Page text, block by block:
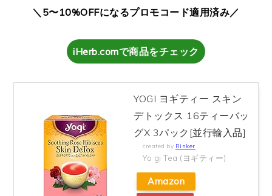
＼5〜10%OFFになるプロモコード適用済み／
iHerb.comで商品をチェック
YOGI ヨギティー スキン
デトックス 16ティーバッ
グX 3パック[並行輸入品]
created by Rinker
Yo gi Tea (ヨギティー)
Amazon